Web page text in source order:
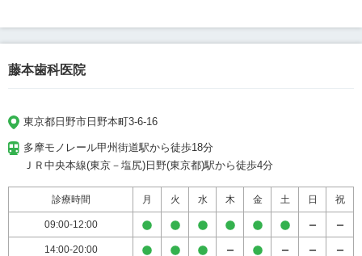
藤本歯科医院
東京都日野市日野本町3-6-16
多摩モノレール甲州街道駅から徒歩18分
ＪＲ中央本線(東京－塩尻)日野(東京都)駅から徒歩4分
診療時間 月 火 水 木 金 土 日 祝
09:00-12:00
14:00-20:00